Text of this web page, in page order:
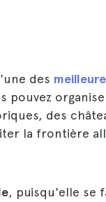
des
pouvez
des
la frontière
, puisqu'elle se